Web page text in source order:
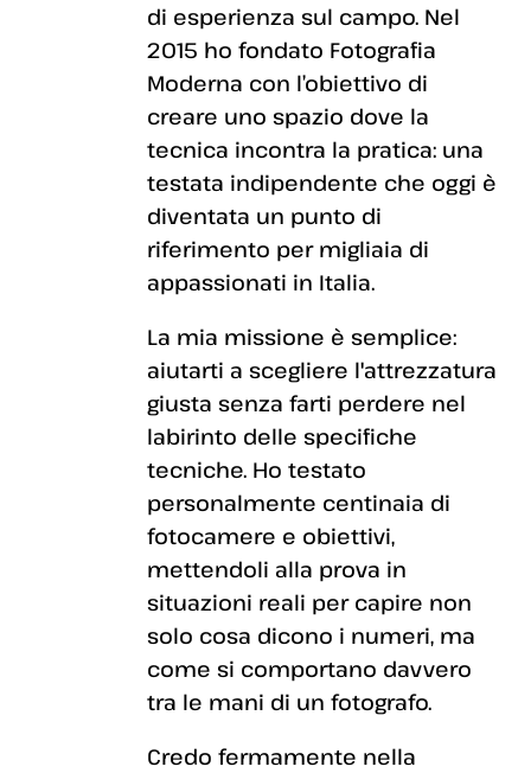
di esperienza sul campo. Nel
2015 ho fondato Fotografia
Moderna con l’obiettivo di
creare uno spazio dove la
tecnica incontra la pratica: una
testata indipendente che oggi è
diventata un punto di
riferimento per migliaia di
appassionati in Italia.
La mia missione è semplice:
aiutarti a scegliere l'attrezzatura
giusta senza farti perdere nel
labirinto delle specifiche
tecniche. Ho testato
personalmente centinaia di
fotocamere e obiettivi,
mettendoli alla prova in
situazioni reali per capire non
solo cosa dicono i numeri, ma
come si comportano davvero
tra le mani di un fotografo.
Credo fermamente nella